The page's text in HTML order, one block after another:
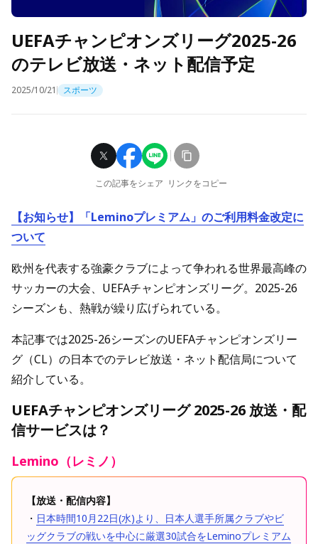
UEFAチャンピオンズリーグ2025-26
のテレビ放送・ネット配信予定
2025/10/21 スポーツ
この記事をシェア リンクをコピー
【お知らせ】「Leminoプレミアム」のご利用料金改定に
ついて
欧州を代表する強豪クラブによって争われる世界最高峰の
サッカーの大会、UEFAチャンピオンズリーグ。2025-26
シーズンも、熱戦が繰り広げられている。
本記事では2025-26シーズンのUEFAチャンピオンズリー
グ（CL）の日本でのテレビ放送・ネット配信局について
紹介している。
UEFAチャンピオンズリーグ 2025-26 放送・配
信サービスは？
Lemino（レミノ）
【放送・配信内容】
・ 日本時間10月22日(水)より、日本人選手所属クラブやビ
ッグクラブの戦いを中心に厳選30試合をLeminoプレミアム